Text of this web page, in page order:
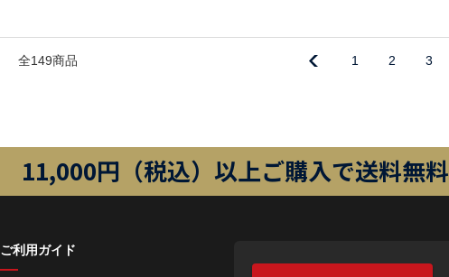
全149商品 1 2 3
11,000円（税込）以上ご購入で送料無料
ご利用ガイド